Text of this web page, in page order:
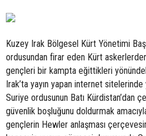
Kuzey Irak Bölgesel Kürt Yönetimi
ordusundan firar eden Kürt
gençleri bir kampta eğittikleri
Irak’ta yayın yapan internet
Suriye ordusunun Batı Kürdistan’dan
güvenlik boşluğunu doldurmak
gençlerin Hewler anlaşması